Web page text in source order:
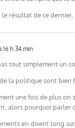
résultat de ce dernier,
16 h 34 min
tout simplement un
la politique sont bien
une fois de plus on
alors pourquoi parler
en disent long